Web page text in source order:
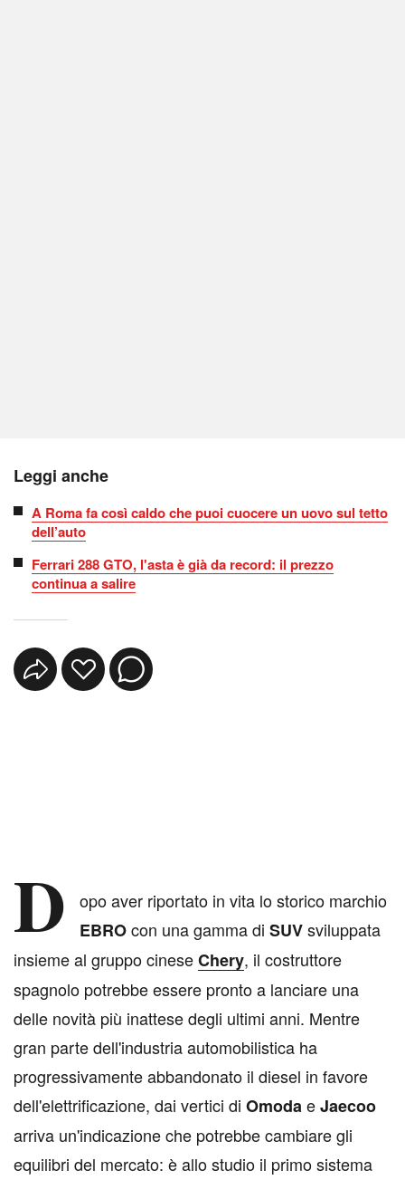
Leggi anche
A Roma fa così caldo che puoi cuocere un uovo sul tetto
dell’auto
Ferrari 288 GTO, l'asta è già da record: il prezzo
continua a salire
D
opo aver riportato in vita lo storico marchio
EBROcon una gamma di SUVsviluppata
insieme al gruppo cineseChery, il costruttore
spagnolo potrebbe essere pronto a lanciare una
delle novità più inattese degli ultimi anni. Mentre
gran parte dell'industria automobilistica ha
progressivamente abbandonato il diesel in favore
dell'elettrificazione, dai vertici di OmodaeJaecoo
arriva un'indicazione che potrebbe cambiare gli
equilibri del mercato: è allo studio il primo sistema